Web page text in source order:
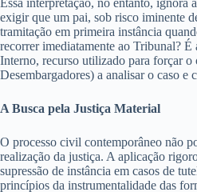
Essa interpretação, no entanto, ignora
exigir que um pai, sob risco iminente
tramitação em primeira instância
recorrer imediatamente ao Tribunal? É
Interno, recurso utilizado para forçar o
Desembargadores) a analisar o caso e
A Busca pela Justiça Material
O processo civil contemporâneo não
realização da justiça. A aplicação
supressão de instância em casos de
princípios da instrumentalidade das